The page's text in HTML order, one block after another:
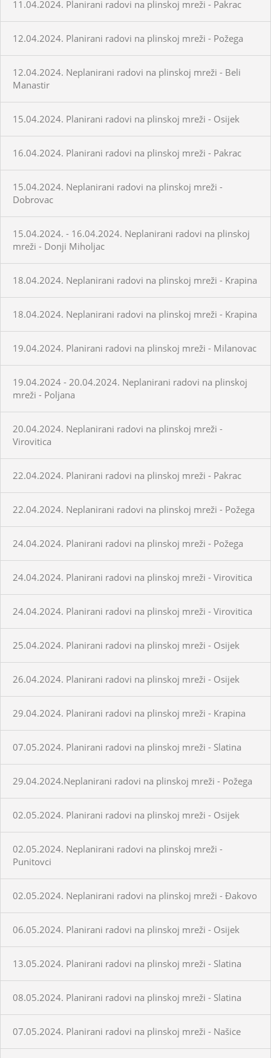
11.04.2024. Planirani radovi na plinskoj mreži - Pakrac
12.04.2024. Planirani radovi na plinskoj mreži - Požega
12.04.2024. Neplanirani radovi na plinskoj mreži - Beli
Manastir
15.04.2024. Planirani radovi na plinskoj mreži - Osijek
16.04.2024. Planirani radovi na plinskoj mreži - Pakrac
15.04.2024. Neplanirani radovi na plinskoj mreži -
Dobrovac
15.04.2024. - 16.04.2024. Neplanirani radovi na plinskoj
mreži - Donji Miholjac
18.04.2024. Neplanirani radovi na plinskoj mreži - Krapina
18.04.2024. Neplanirani radovi na plinskoj mreži - Krapina
19.04.2024. Planirani radovi na plinskoj mreži - Milanovac
19.04.2024 - 20.04.2024. Neplanirani radovi na plinskoj
mreži - Poljana
20.04.2024. Neplanirani radovi na plinskoj mreži -
Virovitica
22.04.2024. Planirani radovi na plinskoj mreži - Pakrac
22.04.2024. Neplanirani radovi na plinskoj mreži - Požega
24.04.2024. Planirani radovi na plinskoj mreži - Požega
24.04.2024. Planirani radovi na plinskoj mreži - Virovitica
24.04.2024. Planirani radovi na plinskoj mreži - Virovitica
25.04.2024. Planirani radovi na plinskoj mreži - Osijek
26.04.2024. Planirani radovi na plinskoj mreži - Osijek
29.04.2024. Planirani radovi na plinskoj mreži - Krapina
07.05.2024. Planirani radovi na plinskoj mreži - Slatina
29.04.2024.Neplanirani radovi na plinskoj mreži - Požega
02.05.2024. Planirani radovi na plinskoj mreži - Osijek
02.05.2024. Neplanirani radovi na plinskoj mreži -
Punitovci
02.05.2024. Neplanirani radovi na plinskoj mreži - Đakovo
06.05.2024. Planirani radovi na plinskoj mreži - Osijek
13.05.2024. Planirani radovi na plinskoj mreži - Slatina
08.05.2024. Planirani radovi na plinskoj mreži - Slatina
07.05.2024. Planirani radovi na plinskoj mreži - Našice